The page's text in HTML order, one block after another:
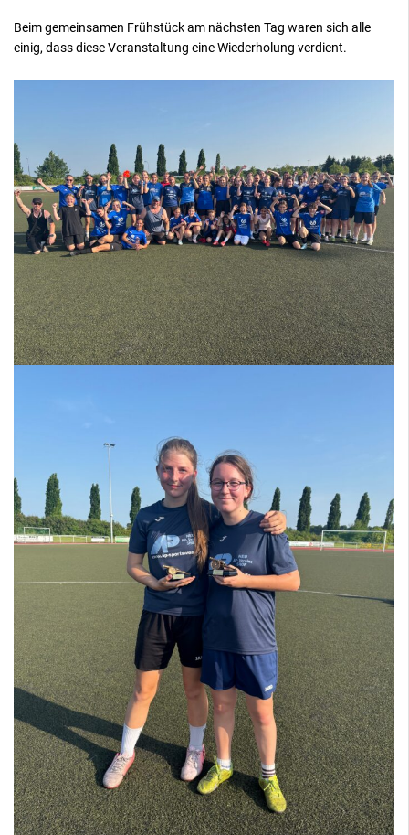
Beim gemeinsamen Frühstück am nächsten Tag waren sich alle
einig, dass diese Veranstaltung eine Wiederholung verdient.